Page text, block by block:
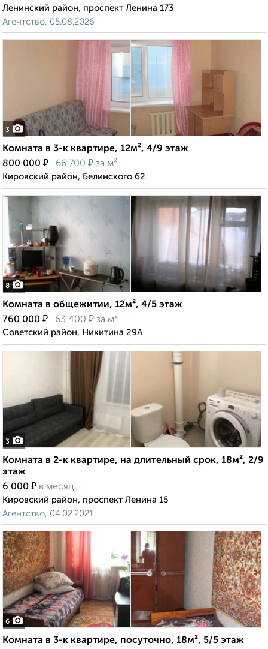
Ленинский район, проспект Ленина 173
Агентство, 05.08.2026
3
Комната в 3-к квартире, 12м², 4/9 этаж
800 000 ₽ 66 700 ₽ за м²
Кировский район, Белинского 62
8
Комната в общежитии, 12м², 4/5 этаж
760 000 ₽ 63 400 ₽ за м²
Советский район, Никитина 29А
3
Комната в 2-к квартире, на длительный срок, 18м², 2/9
этаж
6 000 ₽ в месяц
Кировский район, проспект Ленина 15
Агентство, 04.02.2021
6
Комната в 3-к квартире, посуточно, 18м², 5/5 этаж